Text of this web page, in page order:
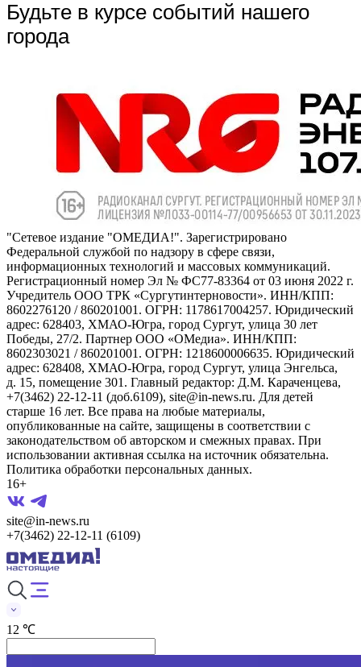
Будьте в курсе событий нашего
города
"Сетевое издание "ОМЕДИА!". Зарегистрировано
Федеральной службой по надзору в сфере связи,
информационных технологий и массовых коммуникаций.
Регистрационный номер Эл № ФС77-83364 от 03 июня 2022 г.
Учредитель ООО ТРК «Сургутинтерновости». ИНН/КПП:
8602276120 / 860201001. ОГРН: 1178617004257. Юридический
адрес: 628403, ХМАО-Югра, город Сургут, улица 30 лет
Победы, 27/2. Партнер ООО «ОМедиа». ИНН/КПП:
8602303021 / 860201001. ОГРН: 1218600006635. Юридический
адрес: 628408, ХМАО-Югра, город Сургут, улица Энгельса,
д. 15, помещение 301. Главный редактор: Д.М. Караченцева,
+7(3462) 22-12-11 (доб.6109), site@in-news.ru. Для детей
старше 16 лет. Все права на любые материалы,
опубликованные на сайте, защищены в соответствии с
законодательством об авторском и смежных правах. При
использовании активная ссылка на источник обязательна.
Политика обработки персональных данных.
16+
site@in-news.ru
+7(3462) 22-12-11 (6109)
12 ℃